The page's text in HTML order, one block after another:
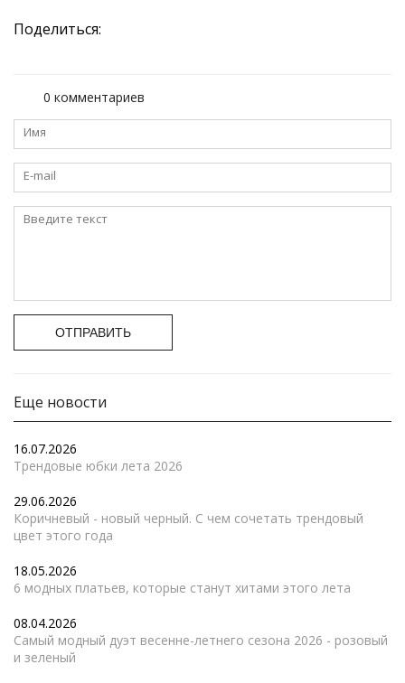
Поделиться:
0 комментариев
ОТПРАВИТЬ
Еще новости
16.07.2026
Трендовые юбки лета 2026
29.06.2026
Коричневый - новый черный. С чем сочетать трендовый
цвет этого года
18.05.2026
6 модных платьев, которые станут хитами этого лета
08.04.2026
Самый модный дуэт весенне-летнего сезона 2026 - розовый
и зеленый